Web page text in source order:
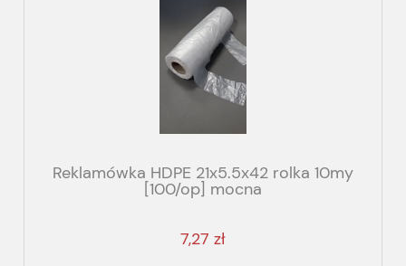
Reklamówka HDPE 21x5.5x42 rolka 10my
[100/op] mocna
7,27 zł